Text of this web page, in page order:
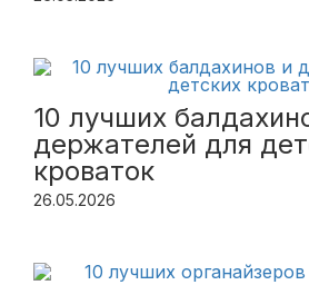
10 лучших
держателей для
кроваток
26.05.2026